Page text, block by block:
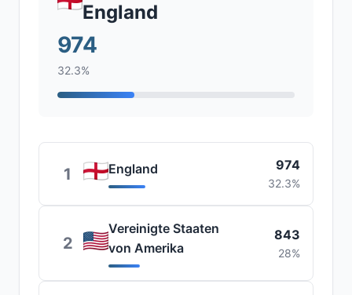
England
974
32.3%
1 England 974
32.3%
2
Vereinigte Staaten
von Amerika
843
28%